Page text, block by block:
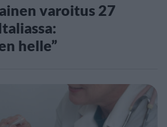
varoitus 27
helle”